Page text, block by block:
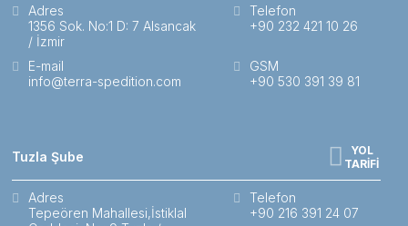
Adres
1356 Sok. No:1 D: 7 Alsancak
/ İzmir
Telefon
+90 232 421 10 26
E-mail
info@terra-spedition.com
GSM
+90 530 391 39 81
Tuzla Şube
YOL
TARİFİ
Adres
Tepeören Mahallesi,İstiklal
Telefon
+90 216 391 24 07